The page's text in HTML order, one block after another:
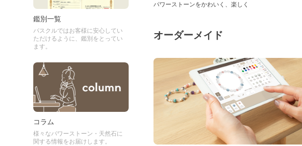
鑑別一覧
パスクルではお客様に安心してい
ただけるように、鑑別をとってい
ます。
コラム
様々なパワーストーン・天然石に
関する情報をお届けします。
パワーストーンをかわいく、楽しく
オーダーメイド